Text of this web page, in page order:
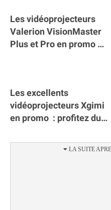
Les vidéoprojecteurs
Valerion VisionMaster
Plus et Pro en promo au
Les excellents
vidéoprojecteurs Xgimi
en promo : profitez du
-28% !